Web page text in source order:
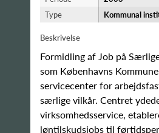
Type
Kommunal
Beskrivelse
Formidling af Job på
som Københavns
servicecenter for
særlige vilkår. Centret
virksomhedsservice,
løntilskudsjobs til